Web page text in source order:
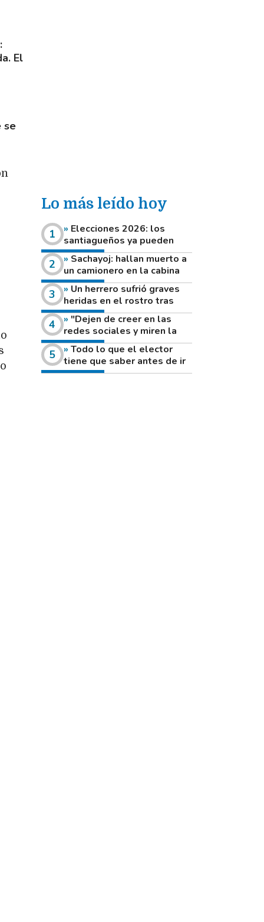
El
se
Lo más leído hoy
Elecciones 2026: los
santiagueños ya pueden
consultar dónde votan este
domingo
Sachayoj: hallan muerto a
un camionero en la cabina
de su vehículo a la vera de
un camino rural
Un herrero sufrió graves
heridas en el rostro tras
reventar el disco de una
amoladora
"Dejen de creer en las
redes sociales y miren la
heladera de sus casas": el
fuerte mensaje de una joven
que votó por primera vez
Todo lo que el elector
tiene que saber antes de ir
a votar este domingo